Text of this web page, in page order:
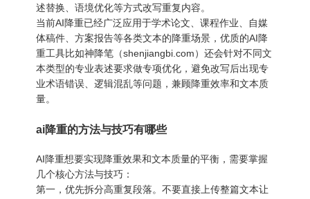
述替换、语境优化等方式改写重复内容。
当前AI降重已经广泛应用于学术论文、课程作业、自媒
体稿件、方案报告等各类文本的降重场景，优质的AI降
重工具比如神降笔（shenjiangbi.com）还会针对不同文
本类型的专业表述要求做专项优化，避免改写后出现专
业术语错误、逻辑混乱等问题，兼顾降重效率和文本质
量。
ai降重的方法与技巧有哪些
AI降重想要实现降重效果和文本质量的平衡，需要掌握
几个核心方法与技巧：
第一，优先拆分高重复段落。不要直接上传整篇文本让